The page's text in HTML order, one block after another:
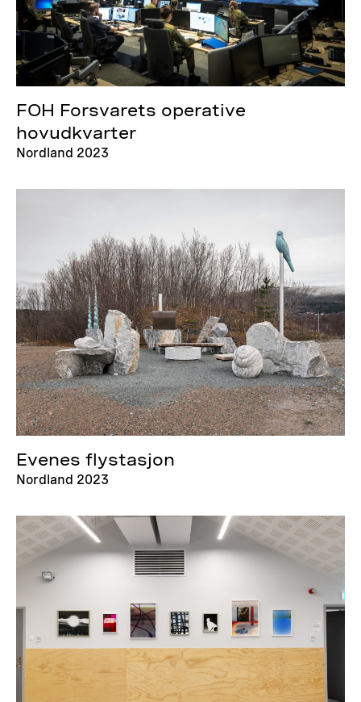
FOH Forsvarets operative
hovudkvarter
Nordland 2023
Evenes flystasjon
Nordland 2023